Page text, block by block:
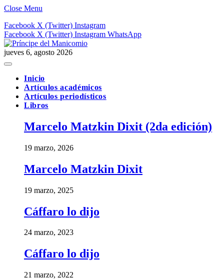
Close Menu
Facebook X (Twitter) Instagram
Facebook X (Twitter) Instagram WhatsApp
jueves 6, agosto 2026
Inicio
Artículos académicos
Artículos periodísticos
Libros
Marcelo Matzkin Dixit (2da edición)
19 marzo, 2026
Marcelo Matzkin Dixit
19 marzo, 2025
Cáffaro lo dijo
24 marzo, 2023
Cáffaro lo dijo
21 marzo, 2022